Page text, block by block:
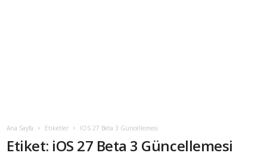
Ana Sayfa Etiketler IOS 27 Beta 3 Güncellemesi
Etiket: iOS 27 Beta 3 Güncellemesi